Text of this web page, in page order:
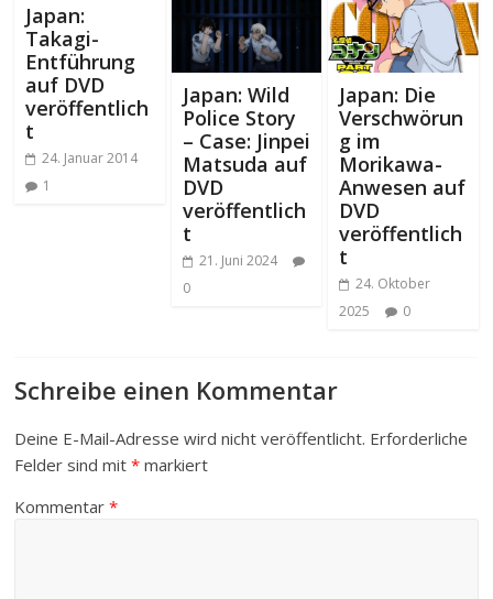
Japan:
Takagi-
Entführung
auf DVD
veröffentlich
t
24. Januar 2014
1
Japan: Wild
Police Story
– Case: Jinpei
Matsuda auf
DVD
veröffentlich
t
21. Juni 2024
0
Japan: Die
Verschwörun
g im
Morikawa-
Anwesen auf
DVD
veröffentlich
t
24. Oktober
2025
0
Schreibe einen Kommentar
Deine E-Mail-Adresse wird nicht veröffentlicht. Erforderliche
Felder sind mit* markiert
Kommentar*